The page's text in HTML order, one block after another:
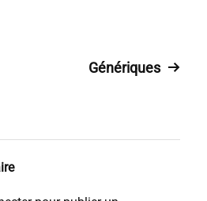
Génériques